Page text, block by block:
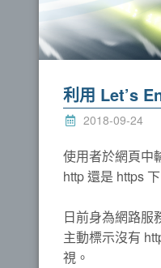
利用 Let’s
2018-09-24
使用者於網頁中
http 還是 https
日前身為網路服
主動標示沒有
視。